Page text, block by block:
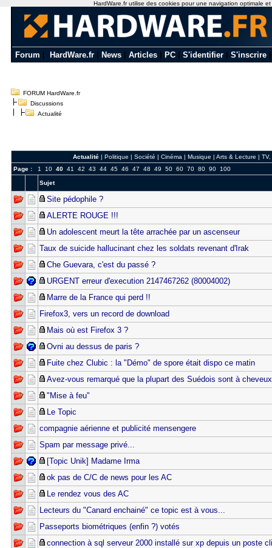
Forum HardWare.fr News Articles PC S'identifier S'inscrire
FORUM HardWare.fr
Discussions
Actualité
Actualité| Politique | Société | Cinéma | Musique | Arts & Lecture |
Page :
1 10 40 41 42 43 44 45 46 47 48 49 50 60 70 80 90 100
Sujet
Site pédophile ?
ALERTE ROUGE !!!
Un adolescent meurt la tête arrachée par un ascenseur
Taux de suicide hallucinant chez les soldats revenant d'Irak
Che Guevara, c'est du passé ?
URGENT erreur d'execution 2147467262 (80004002)
Marre de la France qui perd !!
Firefox3, vers un record de download
Mais où est Firefox 3 ?
Ovni au dessus de paris ?
Fuite chez Clubic : la "Démo" de spore était dispo ce matin
Avez-vous remarqué que la plupart des Suédois sont à
"Mise à feu"
Le Topic
compagnie aérienne et publicité mensengere
Spam par message privé...
[Topic Unik] Madame Irma
ok pas de C/C de news pour les AC
Le rendez vous des AC
Lecteurs du "Canard enchainé" ce topic est à vous...
Passeports biométriques (enfin ?) votés
connection à sql serveur 2000 installé sur xp depuis un poste
HardWare.fr utilise des cookies pour une navigation optimale